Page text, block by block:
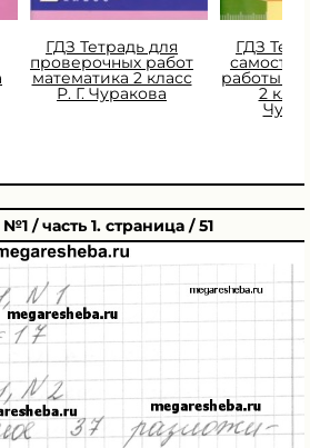
ГДЗ Тетрадь для
проверочных работ
математика 2 класс
Р. Г. Чуракова
ГДЗ
работы
2
/ часть 1. страница / 51